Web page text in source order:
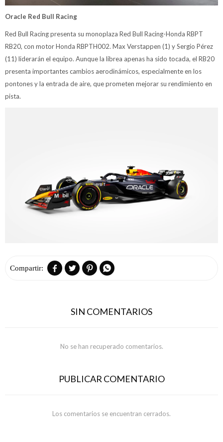
Oracle Red Bull Racing
Red Bull Racing presenta su monoplaza Red Bull Racing-Honda RBPT
RB20, con motor Honda RBPTH002. Max Verstappen (1) y Sergio Pérez
(11) liderarán el equipo. Aunque la librea apenas ha sido tocada, el RB20
presenta importantes cambios aerodinámicos, especialmente en los
pontones y la entrada de aire, que prometen mejorar su rendimiento en
pista.
   
SIN COMENTARIOS
No se han recuperado comentarios.
PUBLICAR COMENTARIO
Los comentarios se encuentran cerrados.